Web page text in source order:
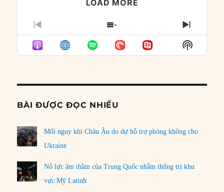
LOAD MORE
PREVIOUS
EPISODE
SHOW
EPISODES
LIST
NEXT
Show
Podcast
BÀI ĐƯỢC ĐỌC NHIỀU
Mối nguy khi Châu Âu do dự hỗ trợ phòng không cho
Ukraine
Nỗ lực âm thầm của Trung Quốc nhằm thống trị khu
vực Mỹ Latinh